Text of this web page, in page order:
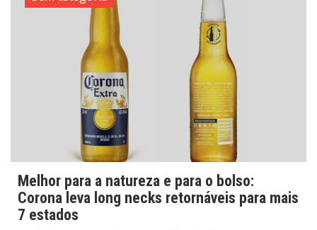
Melhor para a natureza e para o bolso:
Corona leva long necks retornáveis para mais
7 estados